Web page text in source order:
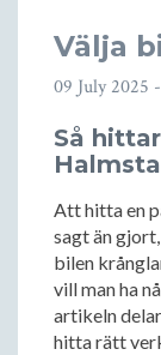
Välja
09 July 2025
Så
Att hitta en
sagt än
bilen
vill man ha
artikeln
hitta rätt